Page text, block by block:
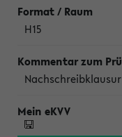
H15
Nachschreibklausur